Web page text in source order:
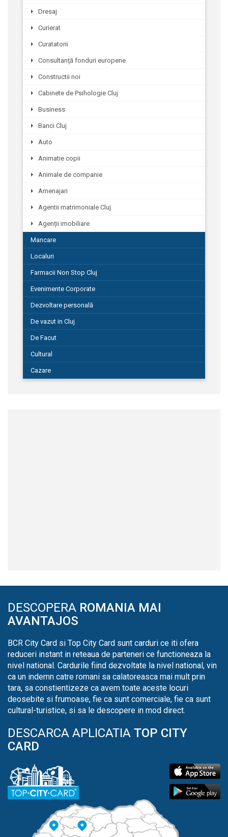
Dresaj
Curierat
Curatatorii
Consultanță fonduri europene
Constructii noi
Cabinete de Psihologie Cluj
Business
Banci Cluj
Auto
Animatie copii
Animale de companie
Amenajari
Agentii matrimoniale Cluj
Agenții imobiliare
Mancare
Localuri
Farmacii Non Stop Cluj
Evenimente Corporate
Dezvoltare personală
De vazut in Cluj
De Facut
Cultural
Cazare
DESCOPERA ROMANIA MAI
AVANTAJOS
BCR City Card si Top City Card sunt carduri ce iti ofera
reduceri instant in reteaua de parteneri ce functioneaza la
nivel national. Cardurile fiind dezvoltate la nivel national, vin
ca un indemn catre romani sa calatoreasca mai mult prin
tara, sa constientizeze ca avem toate aceste locuri
deosebite si frumoase, fie ca sunt comerciale, fie ca sunt
cultural-turistice, si sa le descopere in mod direct.
DESCARCA APLICATIA TOP CITY
CARD